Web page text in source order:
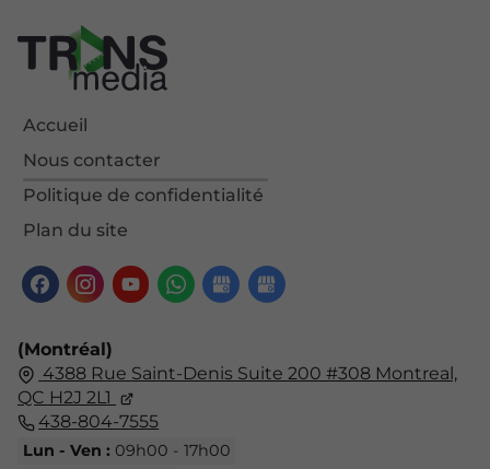
Accueil
Nous contacter
Politique de confidentialité
Plan du site
(Montréal)
4388 Rue Saint-Denis Suite 200 #308 Montreal,
QC H2J 2L1
438-804-7555
Lun - Ven : 09h00 - 17h00